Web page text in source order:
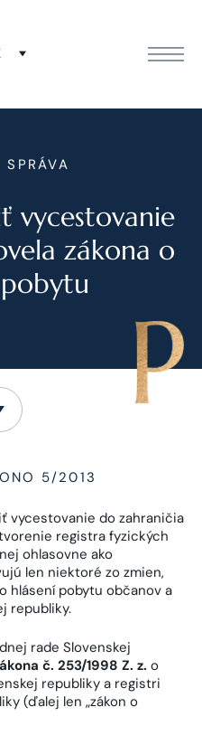
SPRÁVA
vycestovanie
zákona o
5/2013
vycestovanie do zahraničia
registra fyzických
ohlasovne ako
len niektoré zo zmien,
hlásení pobytu občanov a
republiky.
rade Slovenskej
č. 253/1998 Z. z. o
republiky a registri
(ďalej len „zákon o